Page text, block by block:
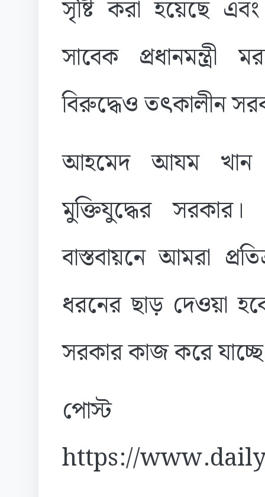
সৃষ্টি করা হয়েছে
সাবেক প্রধানমন্ত্রী
বিরুদ্ধেও তৎকালীন
আহমেদ আযম খান
মুক্তিযুদ্ধের
বাস্তবায়নে আমরা
ধরনের ছাড় দেওয়া
সরকার কাজ করে
https://